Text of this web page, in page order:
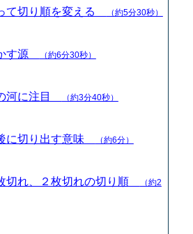
て切り順を変える （約5分30秒）
す源 （約6分30秒）
河に注目 （約3分40秒）
に切り出す意味 （約6分）
切れ、２枚切れの切り順
（約2